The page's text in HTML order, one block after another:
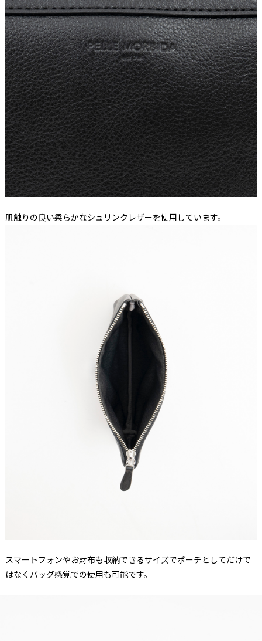
肌触りの良い柔らかなシュリンクレザーを使用しています。
スマートフォンやお財布も収納できるサイズでポーチとしてだけで
はなくバッグ感覚での使用も可能です。